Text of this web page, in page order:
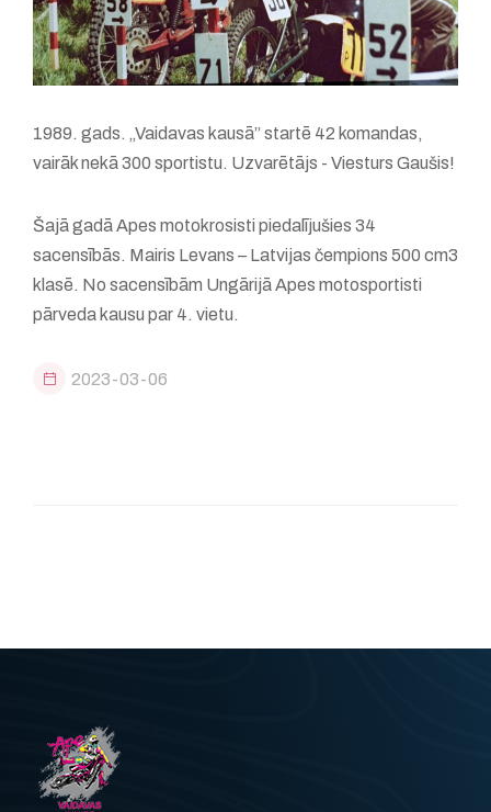
1989. gads. „Vaidavas kausā” startē 42 komandas,
vairāk nekā 300 sportistu. Uzvarētājs - Viesturs Gaušis!
Šajā gadā Apes motokrosisti piedalījušies 34
sacensībās. Mairis Levans – Latvijas čempions 500 cm3
klasē. No sacensībām Ungārijā Apes motosportisti
pārveda kausu par 4. vietu.
2023-03-06